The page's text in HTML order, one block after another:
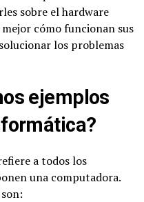
sobre el hardware
cómo funcionan sus
los problemas
ejemplos
a todos los
una computadora.